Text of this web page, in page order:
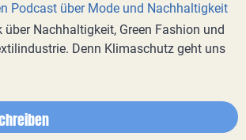
Podcast über Mode und Nachhaltigkeit
über Nachhaltigkeit, Green Fashion und
Denn Klimaschutz geht uns